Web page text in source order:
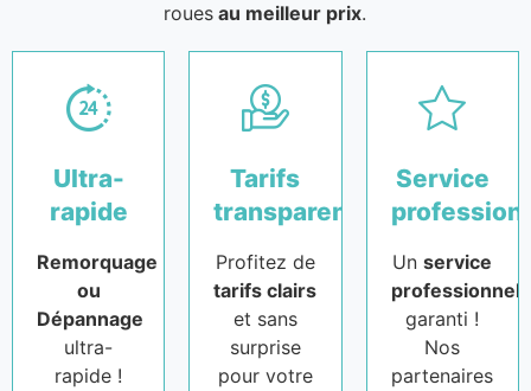
roues au meilleur prix.
Ultra-
rapide
Remorquage
ou
Dépannage
ultra-
rapide !
Tarifs
transparents
Profitez de
tarifs clairs
et sans
surprise
pour votre
Service
Unservice
professionnel
garanti !
Nos
partenaires